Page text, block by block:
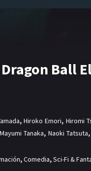
Dragon Ball
, Hiroko Emori, Hiromi
Mayumi Tanaka, Naoki Tatsuta,
,Comedia,Sci-Fi &